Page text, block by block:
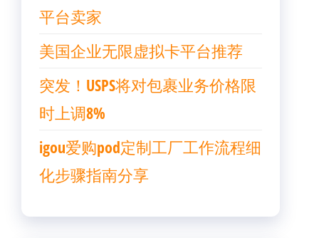
平台卖家
美国企业无限虚拟卡平台推荐
突发！USPS将对包裹业务价格限
时上调8%
igou爱购pod定制工厂工作流程细
化步骤指南分享